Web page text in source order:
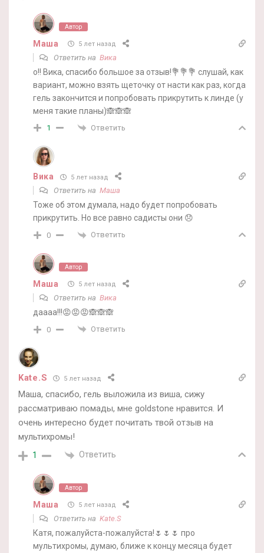
Автор
Маша 5 лет назад
Ответить на Вика
о!! Вика, спасибо большое за отзыв!💐💐💐 слушай, как
вариант, можно взять щеточку от насти как раз, когда
гель закончится и попробовать прикрутить к линде (у
меня такие планы)🙈🙈🙈
1 Ответить
Вика 5 лет назад
Ответить на Маша
Тоже об этом думала, надо будет попробовать
прикрутить. Но все равно садисты они 😞
0 Ответить
Автор
Маша 5 лет назад
Ответить на Вика
даааа!!!😡😡😡🙈🙈🙈
0 Ответить
Kate.S 5 лет назад
Маша, спасибо, гель выложила из виша, сижу
рассматриваю помады, мне goldstone нравится. И
очень интересно будет почитать твой отзыв на
мультихромы!
1 Ответить
Автор
Маша 5 лет назад
Ответить на Kate.S
Катя, пожалуйста-пожалуйста!🌷🌷🌷 про
мультихромы, думаю, ближе к концу месяца будет